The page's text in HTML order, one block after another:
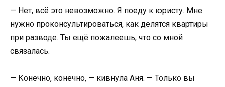
— Нет, всё это невозможно. Я поеду к юристу. Мне
нужно проконсультироваться, как делятся квартиры
при разводе. Ты ещё пожалеешь, что со мной
связалась.
— Конечно, конечно, — кивнула Аня. — Только вы